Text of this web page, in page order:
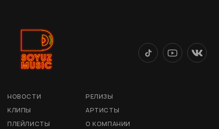
НОВОСТИ
РЕЛИЗЫ
КЛИПЫ
АРТИСТЫ
ПЛЕЙЛИСТЫ
О КОМПАНИИ